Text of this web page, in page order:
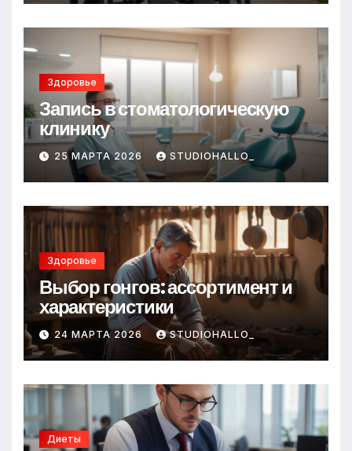
Здоровье
Запись в стоматологическую
клинику
25 МАРТА 2026 STUDIOHALLO_
Здоровье
Выбор гонгов: ассортимент и
характеристики
24 МАРТА 2026 STUDIOHALLO_
Диеты